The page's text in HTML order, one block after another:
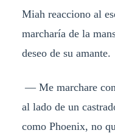
Miah reacciono al
marcharía de la
deseo de su amante.
— Me marchare
al lado de un
como Phoenix, no